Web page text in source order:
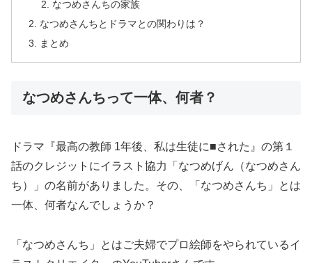
なつめさんちの家族
なつめさんちとドラマとの関わりは？
まとめ
なつめさんちって一体、何者？
ドラマ『最高の教師 1年後、私は生徒に■された』の第１
話のクレジットにイラスト協力「なつめげん（なつめさん
ち）」の名前がありました。その、「なつめさんち」とは
一体、何者なんでしょうか？
「なつめさんち」とはご夫婦でプロ絵師をやられているイ